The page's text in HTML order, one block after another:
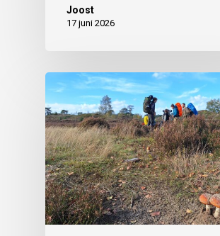
Joost
17 juni 2026